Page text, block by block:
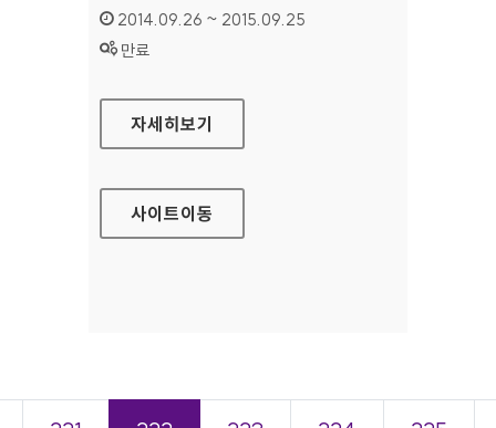
인증기간 :
2014.09.26 ~ 2015.09.25
상태 :
만료
의성군청 홈페이지
자세히보기
사이트이동